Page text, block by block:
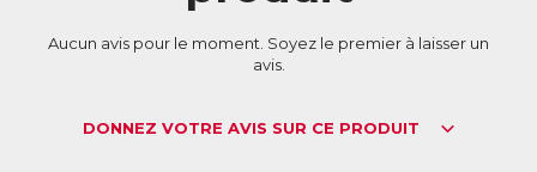
Aucun avis pour le moment. Soyez le premier à laisser un
avis.
DONNEZ VOTRE AVIS SUR CE PRODUIT